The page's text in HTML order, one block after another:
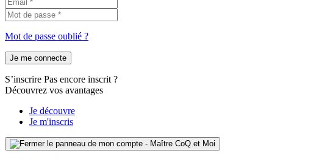
Mot de passe oublié ?
Je me connecte
S’inscrire Pas encore inscrit ?
Découvrez vos avantages
Je découvre
Je m'inscris